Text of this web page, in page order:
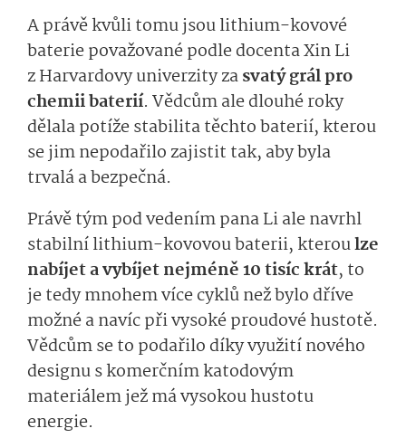
A právě kvůli tomu jsou lithium-kovové
baterie považované podle docenta Xin Li
z Harvardovy univerzity zasvatý grál pro
chemii baterií. Vědcům ale dlouhé roky
dělala potíže stabilita těchto baterií, kterou
se jim nepodařilo zajistit tak, aby byla
trvalá a bezpečná.
Právě tým pod vedením pana Li ale navrhl
stabilní lithium-kovovou baterii, kteroulze
nabíjet a vybíjet nejméně 10 tisíc krát, to
je tedy mnohem více cyklů než bylo dříve
možné a navíc při vysoké proudové hustotě.
Vědcům se to podařilo díky využití nového
designu s komerčním katodovým
materiálem jež má vysokou hustotu
energie.